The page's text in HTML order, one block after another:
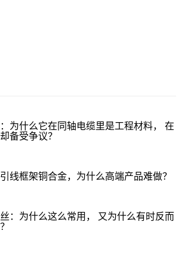
为什么它在同轴电缆里是工程材料， 在
备受争议？
线框架铜合金，为什么高端产品难做？
：为什么这么常用， 又为什么有时反而